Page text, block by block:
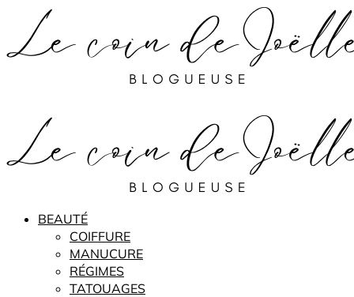
BEAUTÉ
COIFFURE
MANUCURE
RÉGIMES
TATOUAGES